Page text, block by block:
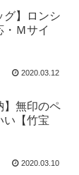
グ】ロンシ
・Ｍサイ
2020.03.12
】無印のペ
い【竹宝
2020.03.10